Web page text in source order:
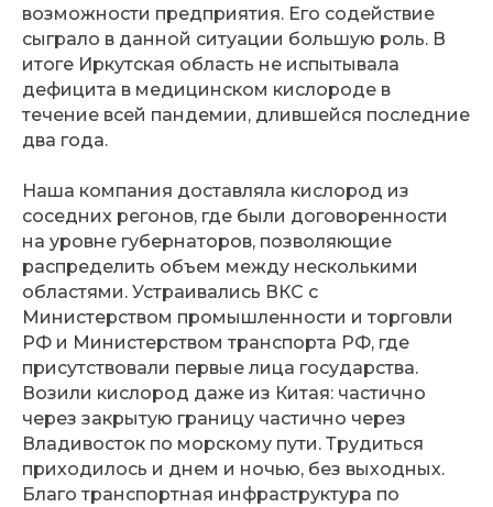
возможности предприятия. Его содействие
сыграло в данной ситуации большую роль. В
итоге Иркутская область не испытывала
дефицита в медицинском кислороде в
течение всей пандемии, длившейся последние
два года.
Наша компания доставляла кислород из
соседних регонов, где были договоренности
на уровне губернаторов, позволяющие
распределить объем между несколькими
областями. Устраивались ВКС с
Министерством промышленности и торговли
РФ и Министерством транспорта РФ, где
присутствовали первые лица государства.
Возили кислород даже из Китая: частично
через закрытую границу частично через
Владивосток по морскому пути. Трудиться
приходилось и днем и ночью, без выходных.
Благо транспортная инфраструктура по